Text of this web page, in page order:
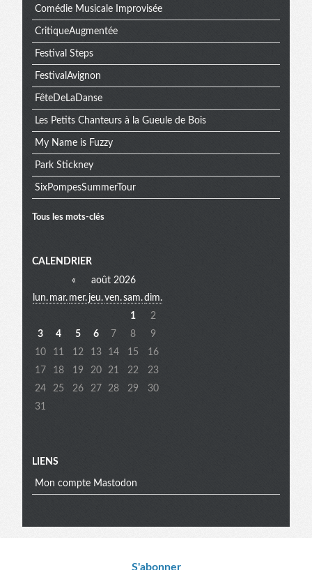
Comédie Musicale Improvisée
CritiqueAugmentée
Festival Steps
FestivalAvignon
FêteDeLaDanse
Les Petits Chanteurs à la Gueule de Bois
My Name is Fuzzy
Park Stickney
SixPompesSummerTour
Tous les mots-clés
Menu
extra
CALENDRIER
«
août 2026
lun. mar. mer. jeu.ven.sam.dim.
1
2
3
4 5 6 7 8
9
10
11 12 13 14 15
16
17
18 19 20 21 22
23
24
25 26 27 28 29
30
31
LIENS
Mon compte Mastodon
S'abonner